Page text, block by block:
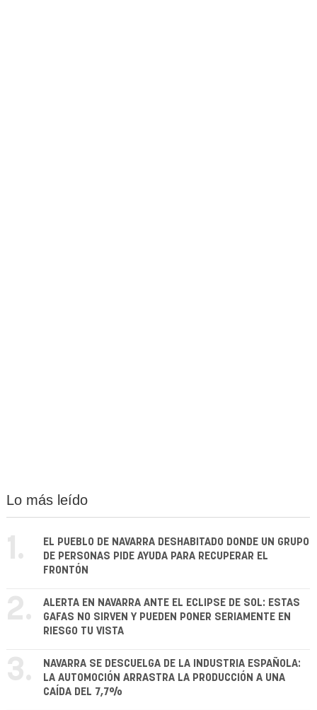
Lo más leído
1.
EL PUEBLO DE NAVARRA DESHABITADO DONDE UN GRUPO
DE PERSONAS PIDE AYUDA PARA RECUPERAR EL
FRONTÓN
2.
ALERTA EN NAVARRA ANTE EL ECLIPSE DE SOL: ESTAS
GAFAS NO SIRVEN Y PUEDEN PONER SERIAMENTE EN
RIESGO TU VISTA
3.
NAVARRA SE DESCUELGA DE LA INDUSTRIA ESPAÑOLA:
LA AUTOMOCIÓN ARRASTRA LA PRODUCCIÓN A UNA
CAÍDA DEL 7,7%